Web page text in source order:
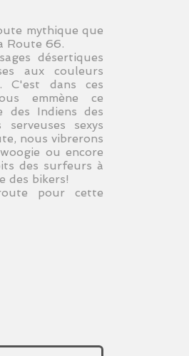
mythique que
Route 66.
désertiques
aux couleurs
C'est dans ces
emmène ce
des Indiens des
sexys
nous vibrerons
ou encore
des surfeurs à
des bikers!
pour cette